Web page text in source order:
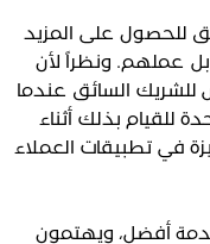
للحصول على المزيد
عملهم. ونظراً لأن
السائق عندما
للقيام بذلك أثناء
في تطبيقات العملاء
أفضل، ويهتمون